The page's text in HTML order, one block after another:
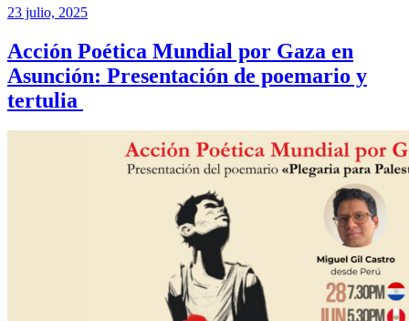
23 julio, 2025
Acción Poética Mundial por Gaza en
Asunción: Presentación de poemario y
tertulia